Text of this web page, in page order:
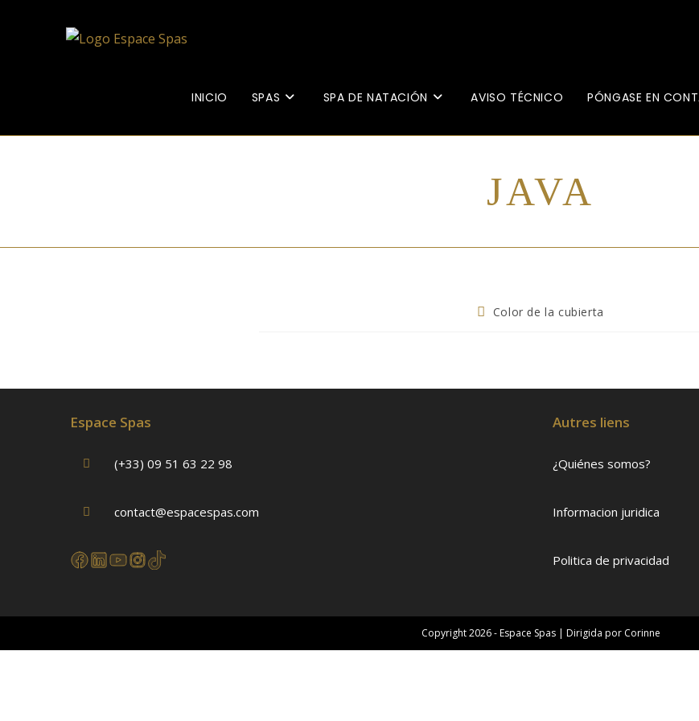
INICIO SPAS SPA DE NATACIÓN AVISO TÉCNICO PÓNGASE EN
JAVA
Color de la cubierta
Espace Spas
(+33) 09 51 63 22 98
contact@espacespas.com
Autres liens
¿Quiénes somos?
Informacion juridica
Politica de privacidad
Copyright 2026 - Espace Spas | Dirigida por Corinne